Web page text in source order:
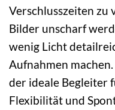
Verschlusszeiten zu
Bilder unscharf
wenig Licht
Aufnahmen
der ideale Begleiter
Flexibilität und